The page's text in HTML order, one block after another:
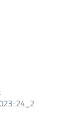
24_2